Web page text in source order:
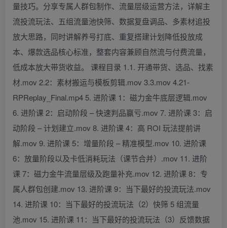
量技巧。分享专属人群包制作、流量层级运营方法，详解主
流投流玩法、五组流量池快筛、数据复盘调品、多素材追投
放大思路，同时讲解养号打底、重复搭建计划降低投放成
本、爆款选品核心标准，整套内容兼顾自然流与付费流量，
低成本放大带货收益。 课程目录 1.1. 开通带货、选品、找素
材.mov 2.2：素材搬运与模板剪辑.mov 3.3.mov 4.21-
RPReplay_Final.mp4 5. 进阶课 1：磁力金牛底层逻辑.mov
6. 进阶课 2：启动阶段 – 快速判品赢亏.mov 7. 进阶课 3：启
动阶段 – 计划建立.mov 8. 进阶课 4：高 ROI 玩法提前讲
解.mov 9. 进阶课 5：增量阶段 – 精准模型.mov 10. 进阶课
6：放量阶段以及卡低消耗玩法（课节合并）.mov 11. 进阶
课 7：磁力金牛流量层级及跑量补充.mov 12. 进阶课 8：专
属人群包创建.mov 13. 进阶课 9：当下最好的投流玩法.mov
14. 进阶课 10：当下最好的投流玩法（2）快筛 5 组流量
池.mov 15. 进阶课 11：当下最好的投流玩法（3）反馈数据